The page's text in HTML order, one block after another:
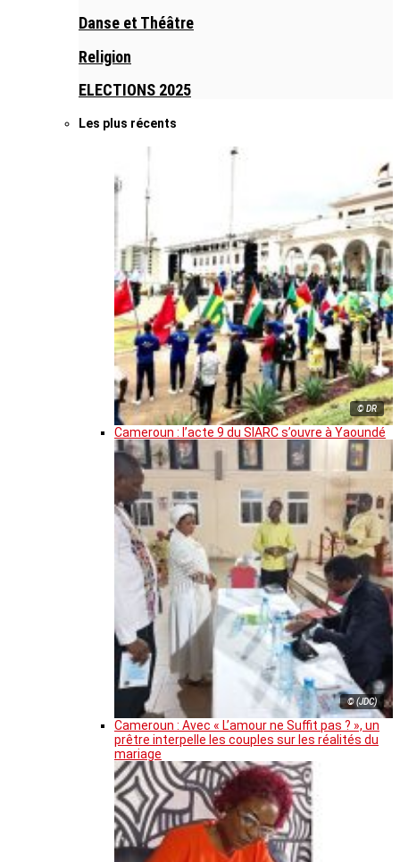
Danse et Théâtre
Religion
ELECTIONS 2025
Les plus récents
© DR
Cameroun : l’acte 9 du SIARC s’ouvre à Yaoundé
© (JDC)
Cameroun : Avec « L’amour ne Suffit pas ? », un
prêtre interpelle les couples sur les réalités du
mariage